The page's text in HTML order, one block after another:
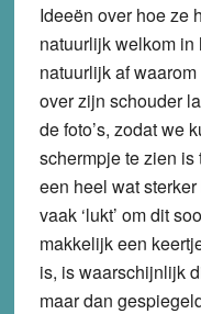
Ideeën over hoe ze
natuurlijk welkom in
natuurlijk af
over zijn schouder
de foto’s, zodat we
schermpje te zien
een heel wat
vaak ‘lukt’ om dit
makkelijk een
is, is waarschijnlijk
maar dan